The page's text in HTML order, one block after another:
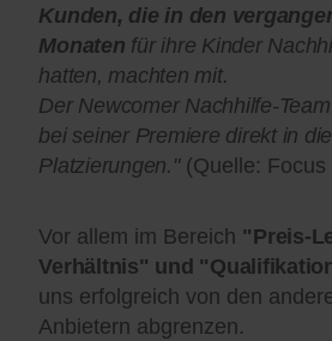
Kunden, die in den
Monaten für ihre Kinder
hatten, machten mit.
Der Newcomer Nachhilfe-
bei seiner Premiere direkt in
Platzierungen."(Quelle: Focus
Vor allem im Bereich "Preis-
Verhältnis" und
uns erfolgreich von den
Anbietern abgrenzen.